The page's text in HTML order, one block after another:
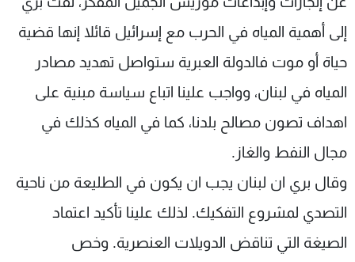
إلى أهمية المياه في الحرب مع إسرائيل قائلا إنها قضية
حياة أو موت فالدولة العبرية ستواصل تهديد مصادر
المياه في لبنان، وواجب علينا اتباع سياسة مبنية على
اهداف تصون مصالح بلدنا، كما في المياه كذلك في
مجال النفط والغاز.
وقال بري ان لبنان يجب ان يكون في الطليعة من ناحية
التصدي لمشروع التفكيك. لذلك علينا تأكيد اعتماد
الصيغة التي تناقض الدويلات العنصرية. وخص